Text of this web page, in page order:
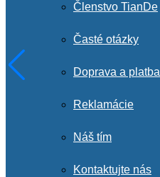
Členstvo TianDe
Časté otázky
Doprava a platba
Reklamácie
Náš tím
Kontaktujte nás